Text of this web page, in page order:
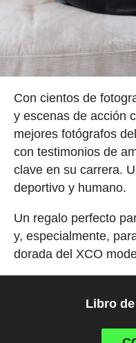
Con cientos de
y escenas de acción
mejores fotógrafos
con testimonios de
clave en su carrera.
deportivo y humano.
Un regalo perfecto
y, especialmente,
dorada del XCO
Libro